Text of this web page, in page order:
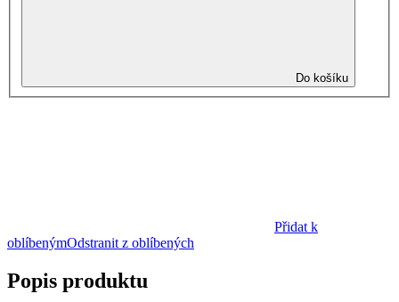
Do košíku
Přidat k
oblíbenýmOdstranit z oblíbených
Popis produktu